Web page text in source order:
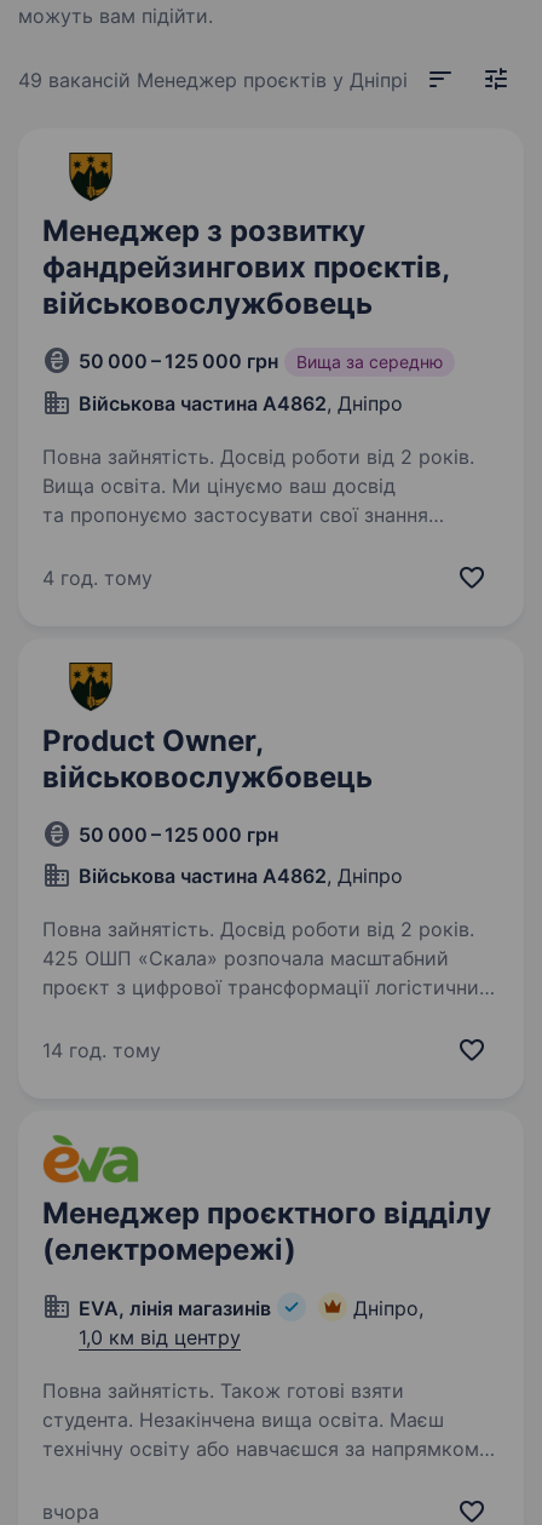
можуть вам підійти.
49 вакансій Менеджер проєктів у Дніпрі
Менеджер з розвитку
фандрейзингових проєктів,
військовослужбовець
50 000 – 125 000 грн Вища за середню
Військова частина А4862, Дніпро
Повна зайнятість. Досвід роботи від 2 років.
Вища освіта. Ми цінуємо ваш досвід
та пропонуємо застосувати свої знання
військового співробітництва (Розробка, запуск
4 год. тому
Product Owner,
військовослужбовець
50 000 – 125 000 грн
Військова частина А4862, Дніпро
Повна зайнятість. Досвід роботи від 2 років.
425 ОШП «Скала» розпочала масштабний
проєкт з цифрової трансформації логістичних
та ефективну систему управління військової
14 год. тому
Менеджер проєктного відділу
(електромережі)
EVA, лінія магазинів
Дніпро,
1,0 км від центру
Повна зайнятість. Також готові взяти
студента. Незакінчена вища освіта. Маєш
технічну освіту або навчаєшся за напрямком
проєктування електромереж чи будівництва?
вчора